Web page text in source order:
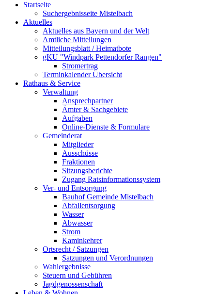
Startseite
Suchergebnisseite Mistelbach
Aktuelles
Aktuelles aus Bayern und der Welt
Amtliche Mitteilungen
Mitteilungsblatt / Heimatbote
gKU "Windpark Pettendorfer Rangen"
Stromertrag
Terminkalender Übersicht
Rathaus & Service
Verwaltung
Ansprechpartner
Ämter & Sachgebiete
Aufgaben
Online-Dienste & Formulare
Gemeinderat
Mitglieder
Ausschüsse
Fraktionen
Sitzungsberichte
Zugang Ratsinformationssystem
Ver- und Entsorgung
Bauhof Gemeinde Mistelbach
Abfallentsorgung
Wasser
Abwasser
Strom
Kaminkehrer
Ortsrecht / Satzungen
Satzungen und Verordnungen
Wahlergebnisse
Steuern und Gebühren
Jagdgenossenschaft